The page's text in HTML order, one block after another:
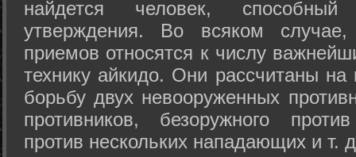
найдется человек,
утверждения. Во всяком
приемов относятся к числу
технику айкидо. Они рассчитаны
борьбу двух невооруженных
противников, безоружного
против нескольких нападающих и т.